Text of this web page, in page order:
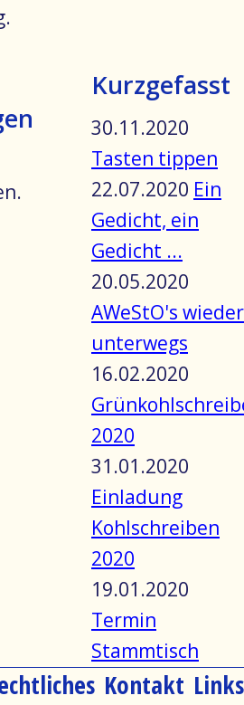
Kurzgefasst
30.11.2020
Tasten tippen
22.07.2020 Ein
Gedicht, ein
Gedicht ...
20.05.2020
AWeStO's wieder
unterwegs
16.02.2020
2020
31.01.2020
Einladung
Kohlschreiben
2020
19.01.2020
Termin
Stammtisch
Links
Kontakt